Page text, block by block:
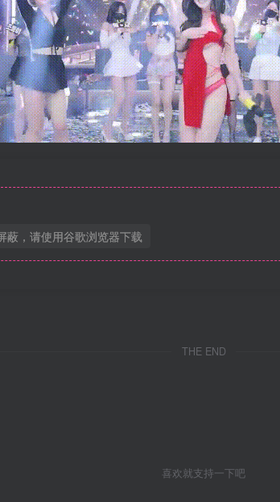
蔽，请使用谷歌浏览器下载
THE END
喜欢就支持一下吧